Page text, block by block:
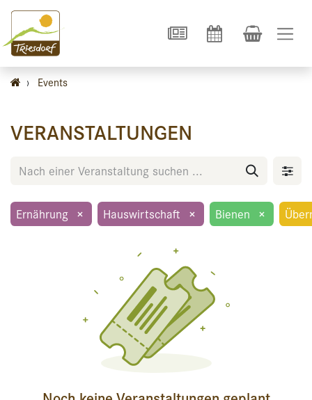
› Events
VERANSTALTUNGEN
Ernährung × Hauswirtschaft × Bienen ×